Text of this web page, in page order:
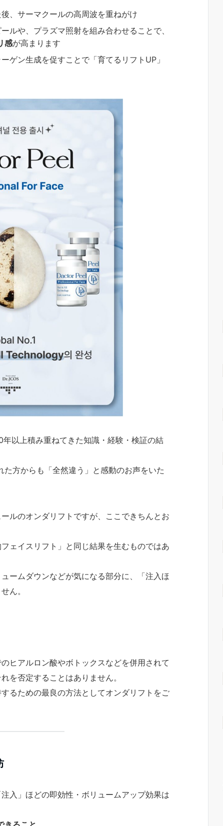
、サーマクールの高周波を重ねがけ
ルや、プラズマ照射を組み合わせることで、
感が高まります
ゲン生成を促すことで「育てるリフトUP」
以上積み重ねてきた知識・経験・検証の結
方からも「全然違う」と感動のお声をいた
ルのオンダリフトですが、ここできちんとお
ェイスリフト」と同じ結果を生むものではあ
ームダウンなどが気になる部分に、「注入ほ
ん。
ヒアルロン酸やボトックスなどを併用されて
を否定することはありません。
るための最良の方法としてオンダリフトをご
入」ほどの即効性・ボリュームアップ効果は